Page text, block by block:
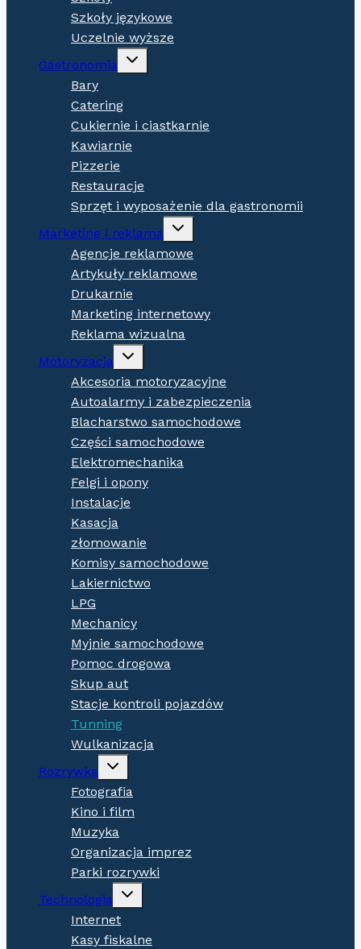
Szkoły językowe
Uczelnie wyższe
Gastronomia
Expand
Bary
Catering
Cukiernie i ciastkarnie
Kawiarnie
Pizzerie
Restauracje
Sprzęt i wyposażenie dla gastronomii
Marketing i reklama
Expand
Agencje reklamowe
Artykuły reklamowe
Drukarnie
Marketing internetowy
Reklama wizualna
Motoryzacja
Expand
menu
Akcesoria motoryzacyjne
Autoalarmy i zabezpieczenia
Blacharstwo samochodowe
Części samochodowe
Elektromechanika
Felgi i opony
Instalacje
Kasacja
złomowanie
Komisy samochodowe
Lakiernictwo
LPG
Mechanicy
Myjnie samochodowe
Pomoc drogowa
Skup aut
Stacje kontroli pojazdów
Tunning
Wulkanizacja
Rozrywka
Expand
menu
Fotografia
Kino i film
Muzyka
Organizacja imprez
Parki rozrywki
Technologia
Expand
menu
Internet
Kasy fiskalne